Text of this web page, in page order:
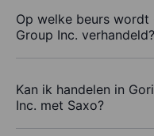
Op welke beurs wordt
Group Inc. verhandeld?
Kan ik handelen in
Inc. met Saxo?